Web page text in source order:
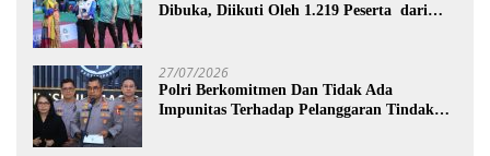
Dibuka, Diikuti Oleh 1.219 Peserta dari
27/07/2026
Polri Berkomitmen Dan Tidak Ada
Impunitas Terhadap Pelanggaran Tindak